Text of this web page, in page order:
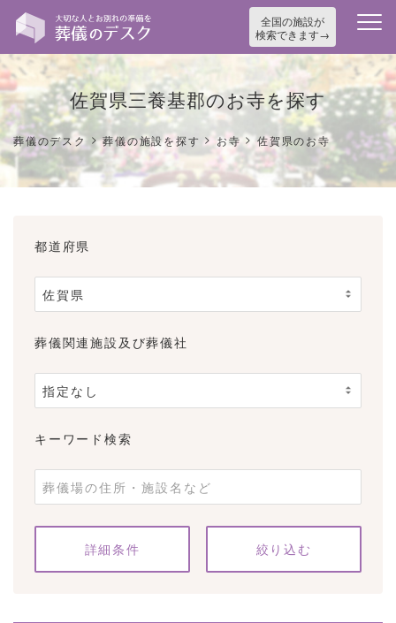
全国の施設が
検索できます
佐賀県三養基郡のお寺を探す
葬儀のデスク >葬儀の施設を探す > お寺>佐賀県のお寺
都道府県
葬儀関連施設及び葬儀社
キーワード検索
条件をクリア
詳細条件